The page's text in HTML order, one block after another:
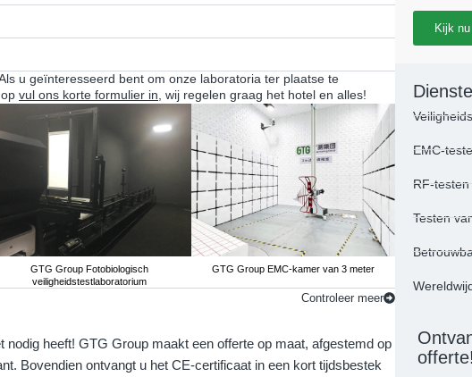
u geïnteresseerd bent om onze laboratoria ter plaatse te
vul ons korte formulier in , wij regelen graag het hotel en alles!
GTG Group Fotobiologisch
veiligheidstestlaboratorium
GTG Group EMC-kamer van 3 meter
Controleer meer
nodig heeft! GTG Group maakt een offerte op maat, afgestemd op
Bovendien ontvangt u het CE-certificaat in een kort tijdsbestek
Kijk nu
EMC-
RF-testen
Testen
offerte!